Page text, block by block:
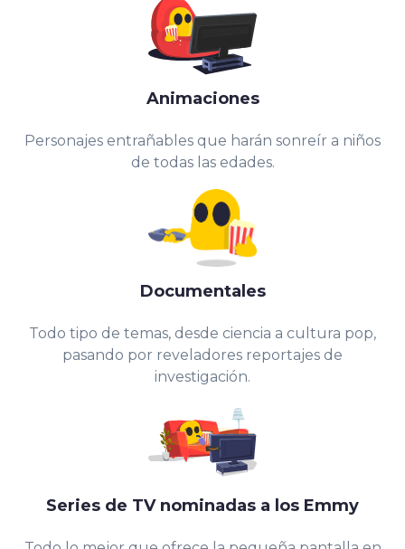
Animaciones
Personajes entrañables que harán sonreír a niños
de todas las edades.
Documentales
Todo tipo de temas, desde ciencia a cultura pop,
pasando por reveladores reportajes de
investigación.
Series de TV nominadas a los Emmy